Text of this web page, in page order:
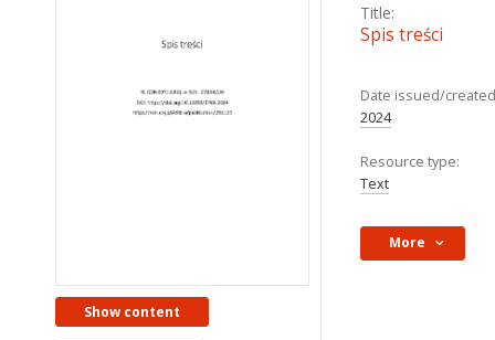
Show content
Title:
Spis treści
Date issued/
2024
Resource type:
Text
More